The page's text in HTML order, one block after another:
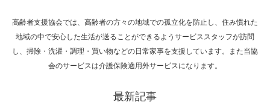
究極的に実用性を重視した「フッターバー」
が電話予約や記事の拡…
高度な広告管理機能を搭載。広告のランダム
高齢者支援協会では、高齢者の方々の地域での孤立化を防止し、住み慣れた
地域の中で安心した生活が送ることができるようサービススタッフが訪問
し、掃除・洗濯・調理・買い物などの日常家事を支援しています。また当協
会のサービスは介護保険適用外サービスになります。
最新記事